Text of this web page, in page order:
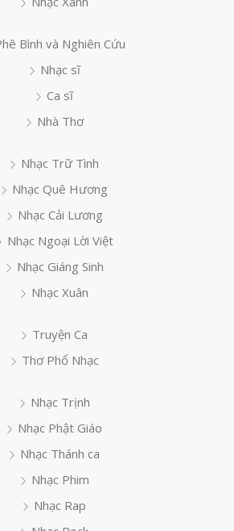
Bình và Nghiên Cứu
Nhạc sĩ
Ca sĩ
Nhà Thơ
Nhạc Trữ Tình
Nhạc Quê Hương
Nhạc Cải Lương
Nhạc Ngoại Lời Việt
Nhạc Giáng Sinh
Nhạc Xuân
Truyện Ca
Thơ Phổ Nhạc
Nhạc Trịnh
Nhạc Phật Giáo
Nhạc Thánh ca
Nhạc Phim
Nhạc Rap